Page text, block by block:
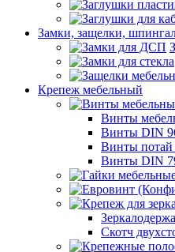
Замки, защелки,
Крепеж мебельный
Винты
Винты DIN
Винты
Винты DIN
Скотч